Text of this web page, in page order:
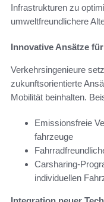
Infrastrukturen zu
umweltfreundlichere
Innovative Ansätze
Verkehrsingenieure
zukunftsorientierte
Mobilität beinhalten.
Emissionsfreie
fahrzeuge
Carsharing-
individuellen